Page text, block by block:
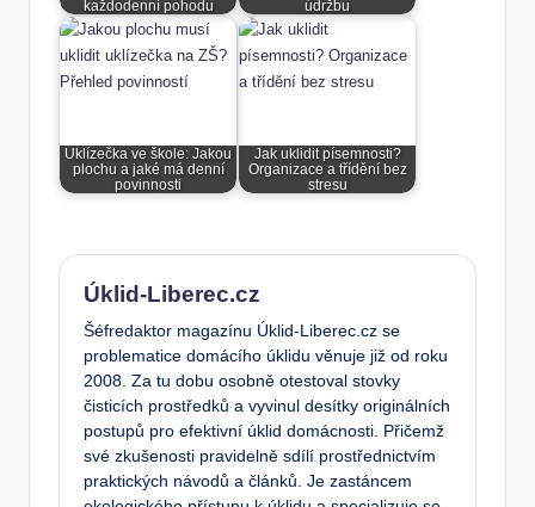
každodenní pohodu
údržbu
Uklízečka ve škole: Jakou
plochu a jaké má denní
povinnosti
Jak uklidit písemnosti?
Organizace a třídění bez
stresu
Úklid-Liberec.cz
Šéfredaktor magazínu Úklid-Liberec.cz se
problematice domácího úklidu věnuje již od roku
2008. Za tu dobu osobně otestoval stovky
čisticích prostředků a vyvinul desítky originálních
postupů pro efektivní úklid domácnosti. Přičemž
své zkušenosti pravidelně sdílí prostřednictvím
praktických návodů a článků. Je zastáncem